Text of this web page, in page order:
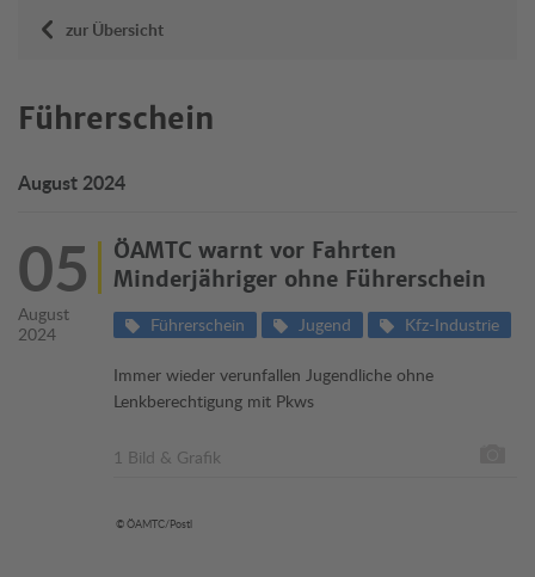
zur Übersicht
Führerschein
August 2024
05
August
2024
ÖAMTC warnt vor Fahrten
Minderjähriger ohne Führerschein
Führerschein Jugend Kfz-Industrie
Immer wieder verunfallen Jugendliche ohne
Lenkberechtigung mit Pkws
1 Bild & Grafik
© ÖAMTC/Postl